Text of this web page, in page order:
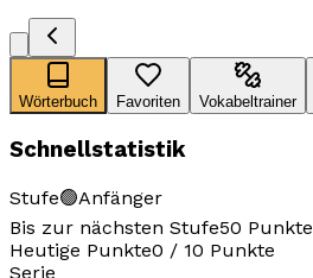
Wörterbuch Favoriten Vokabeltrainer
Schnellstatistik
Stufe🟢Anfänger
Bis zur nächsten Stufe50 Punkte
Heutige Punkte0 / 10 Punkte
Serie